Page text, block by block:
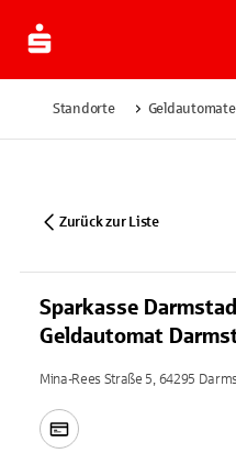
Standorte
Zurück zur Liste
Sparkasse
Geldautomat
Mina-Rees Straße 5, 64295